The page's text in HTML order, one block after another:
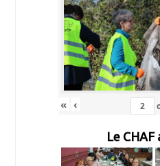
« ‹
Le CHAF